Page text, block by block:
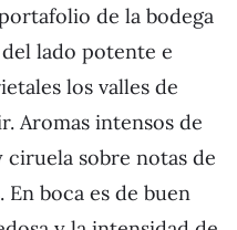
de la bodega
lado potente e
los valles de
Aromas intensos de
ciruela sobre notas de
boca es de buen